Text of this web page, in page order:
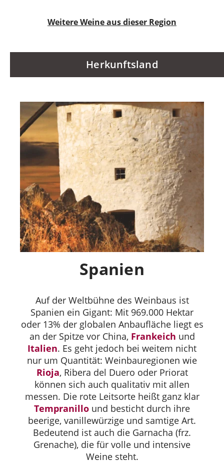
Weitere Weine aus dieser Region
Herkunftsland
Spanien
Auf der Weltbühne des Weinbaus ist
Spanien ein Gigant: Mit 969.000 Hektar
oder 13% der globalen Anbaufläche liegt es
an der Spitze vor China, Frankeich und
Italien. Es geht jedoch bei weitem nicht
nur um Quantität: Weinbauregionen wie
Rioja, Ribera del Duero oder Priorat
können sich auch qualitativ mit allen
messen. Die rote Leitsorte heißt ganz klar
Tempranillo und besticht durch ihre
beerige, vanillewürzige und samtige Art.
Bedeutend ist auch die Garnacha (frz.
Grenache), die für volle und intensive
Weine steht.